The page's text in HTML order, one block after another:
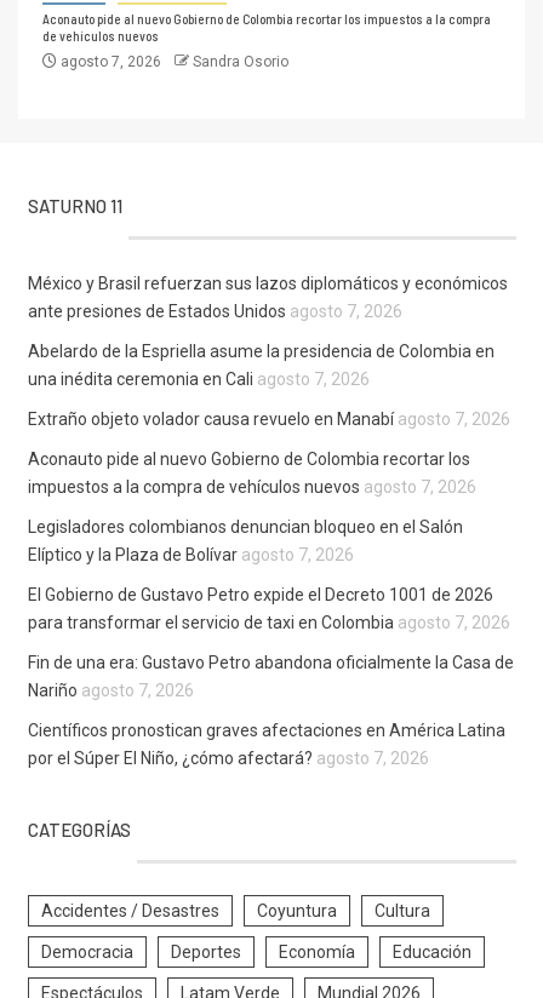
Aconauto pide al nuevo Gobierno de Colombia recortar los impuestos a la compra
de vehículos nuevos
agosto 7, 2026 Sandra Osorio
SATURNO 11
México y Brasil refuerzan sus lazos diplomáticos y económicos
ante presiones de Estados Unidos agosto 7, 2026
Abelardo de la Espriella asume la presidencia de Colombia en
una inédita ceremonia en Cali agosto 7, 2026
Extraño objeto volador causa revuelo en Manabí agosto 7, 2026
Aconauto pide al nuevo Gobierno de Colombia recortar los
impuestos a la compra de vehículos nuevos agosto 7, 2026
Legisladores colombianos denuncian bloqueo en el Salón
Elíptico y la Plaza de Bolívar agosto 7, 2026
El Gobierno de Gustavo Petro expide el Decreto 1001 de 2026
para transformar el servicio de taxi en Colombia agosto 7, 2026
Fin de una era: Gustavo Petro abandona oficialmente la Casa de
Nariño agosto 7, 2026
Científicos pronostican graves afectaciones en América Latina
por el Súper El Niño, ¿cómo afectará? agosto 7, 2026
CATEGORÍAS
Accidentes / Desastres Coyuntura Cultura
Democracia Deportes Economía Educación
Espectáculos Latam Verde Mundial 2026